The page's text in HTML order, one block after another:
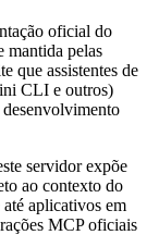
oficial do
pelas
que assistentes de
CLI e outros)
servidor expõe
ao contexto do
aplicativos em
MCP oficiais